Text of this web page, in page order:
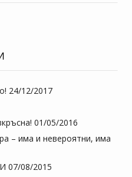
24/12/2017
01/05/2016
– има и невероятни, има
07/08/2015